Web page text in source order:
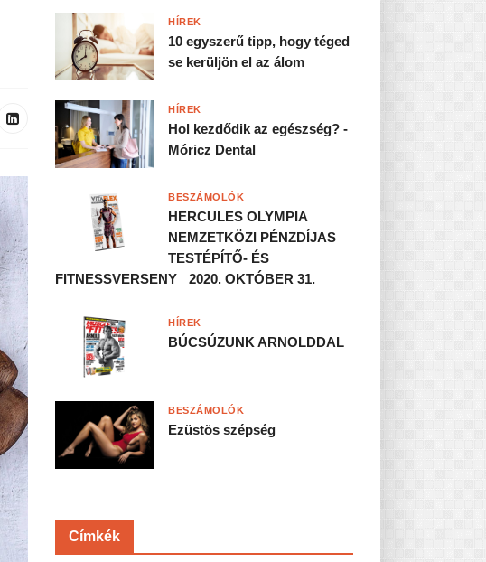
10 egyszerű tipp, hogy téged
se kerüljön el az álom
HÍREK
Hol kezdődik az egészség? -
Móricz Dental
HÍREK
HERCULES OLYMPIA
NEMZETKÖZI PÉNZDÍJAS
TESTÉPÍTŐ- ÉS
FITNESSVERSENY 2020. OKTÓBER 31.
BESZÁMOLÓK
BÚCSÚZUNK ARNOLDDAL
HÍREK
Ezüstös szépség
BESZÁMOLÓK
Címkék